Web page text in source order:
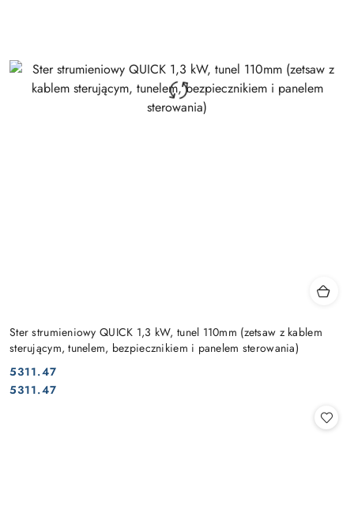
Ster strumieniowy QUICK 1,3 kW, tunel 110mm (zetsaw z kablem
sterującym, tunelem, bezpiecznikiem i panelem sterowania)
Cena:
5311.47
Cena:
5311.47